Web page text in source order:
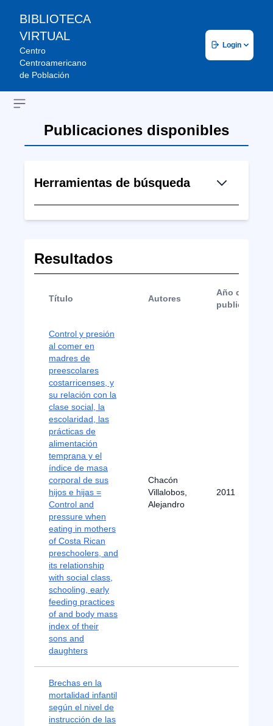
BIBLIOTECA
VIRTUAL
Centro
Centroamericano
de Población
Login
Open sidebar
Publicaciones disponibles
Herramientas de búsqueda
Resultados
Título Autores
Año de
publicación
Control y presión
al comer en
madres de
preescolares
costarricenses, y
su relación con la
clase social, la
escolaridad, las
prácticas de
alimentación
temprana y el
índice de masa
corporal de sus
hijos e hijas =
Control and
pressure when
eating in mothers
of Costa Rican
preschoolers, and
its relationship
with social class,
schooling, early
feeding practices
of and body mass
index of their
sons and
daughters
Chacón
Villalobos,
Alejandro
2011
Brechas en la
mortalidad infantil
según el nivel de
instrucción de las